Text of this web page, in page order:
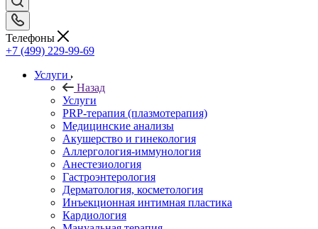
Телефоны
+7 (499) 229-99-69
Услуги
Назад
Услуги
PRP-терапия (плазмотерапия)
Медицинские анализы
Акушерство и гинекология
Аллергология-иммунология
Анестезиология
Гастроэнтерология
Дерматология, косметология
Инъекционная интимная пластика
Кардиология